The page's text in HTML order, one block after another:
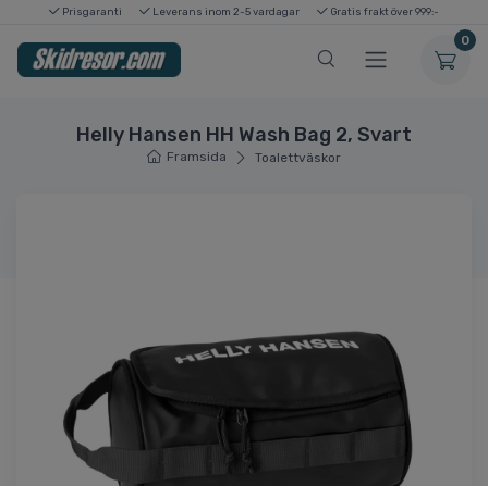
Prisgaranti Leverans inom 2-5 vardagar Gratis frakt över 999:-
0
Helly Hansen HH Wash Bag 2, Svart
Framsida Toalettväskor